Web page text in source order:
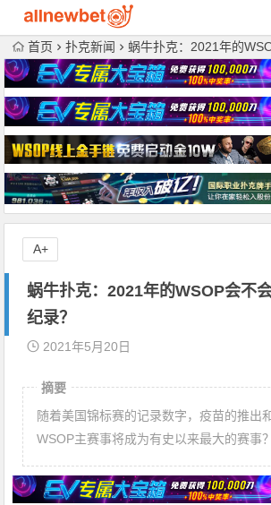
首页 扑克新闻 蜗牛扑克：2021年的WSOP
蜗牛扑克：2021年的WSOP会不
纪录？
2021年5月20日
摘要
随着美国锦标赛的记录数字，疫苗的推出
WSOP主赛事将成为有史以来最大的赛事？
A+